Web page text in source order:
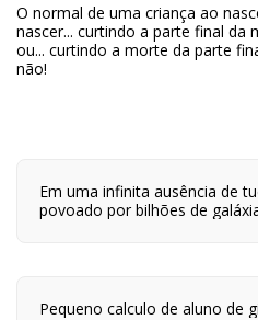
O normal de uma criança ao
nascer... curtindo a parte final da
ou... curtindo a morte da parte
não!
Em uma infinita ausência de
povoado por bilhões de
Pequeno calculo de aluno de